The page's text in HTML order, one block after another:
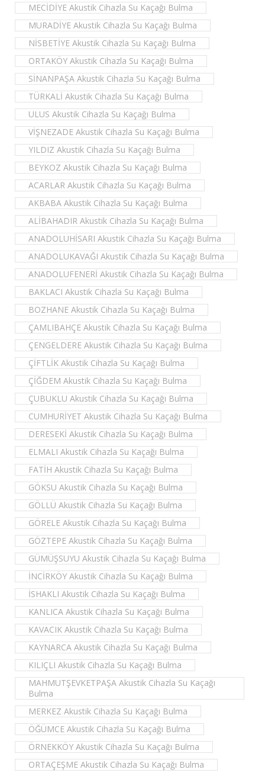
MECİDİYE Akustik Cihazla Su Kaçağı Bulma
MURADİYE Akustik Cihazla Su Kaçağı Bulma
NİSBETİYE Akustik Cihazla Su Kaçağı Bulma
ORTAKÖY Akustik Cihazla Su Kaçağı Bulma
SİNANPAŞA Akustik Cihazla Su Kaçağı Bulma
TÜRKALİ Akustik Cihazla Su Kaçağı Bulma
ULUS Akustik Cihazla Su Kaçağı Bulma
VİŞNEZADE Akustik Cihazla Su Kaçağı Bulma
YILDIZ Akustik Cihazla Su Kaçağı Bulma
BEYKOZ Akustik Cihazla Su Kaçağı Bulma
ACARLAR Akustik Cihazla Su Kaçağı Bulma
AKBABA Akustik Cihazla Su Kaçağı Bulma
ALİBAHADIR Akustik Cihazla Su Kaçağı Bulma
ANADOLUHİSARI Akustik Cihazla Su Kaçağı Bulma
ANADOLUKAVAĞI Akustik Cihazla Su Kaçağı Bulma
ANADOLUFENERİ Akustik Cihazla Su Kaçağı Bulma
BAKLACI Akustik Cihazla Su Kaçağı Bulma
BOZHANE Akustik Cihazla Su Kaçağı Bulma
ÇAMLIBAHÇE Akustik Cihazla Su Kaçağı Bulma
ÇENGELDERE Akustik Cihazla Su Kaçağı Bulma
ÇİFTLİK Akustik Cihazla Su Kaçağı Bulma
ÇİĞDEM Akustik Cihazla Su Kaçağı Bulma
ÇUBUKLU Akustik Cihazla Su Kaçağı Bulma
CUMHURİYET Akustik Cihazla Su Kaçağı Bulma
DERESEKİ Akustik Cihazla Su Kaçağı Bulma
ELMALI Akustik Cihazla Su Kaçağı Bulma
FATİH Akustik Cihazla Su Kaçağı Bulma
GÖKSU Akustik Cihazla Su Kaçağı Bulma
GÖLLÜ Akustik Cihazla Su Kaçağı Bulma
GÖRELE Akustik Cihazla Su Kaçağı Bulma
GÖZTEPE Akustik Cihazla Su Kaçağı Bulma
GÜMÜŞSUYU Akustik Cihazla Su Kaçağı Bulma
İNCİRKÖY Akustik Cihazla Su Kaçağı Bulma
İSHAKLI Akustik Cihazla Su Kaçağı Bulma
KANLICA Akustik Cihazla Su Kaçağı Bulma
KAVACIK Akustik Cihazla Su Kaçağı Bulma
KAYNARCA Akustik Cihazla Su Kaçağı Bulma
KILIÇLI Akustik Cihazla Su Kaçağı Bulma
MAHMUTŞEVKETPAŞA Akustik Cihazla Su Kaçağı
Bulma
MERKEZ Akustik Cihazla Su Kaçağı Bulma
ÖĞÜMCE Akustik Cihazla Su Kaçağı Bulma
ÖRNEKKÖY Akustik Cihazla Su Kaçağı Bulma
ORTAÇEŞME Akustik Cihazla Su Kaçağı Bulma